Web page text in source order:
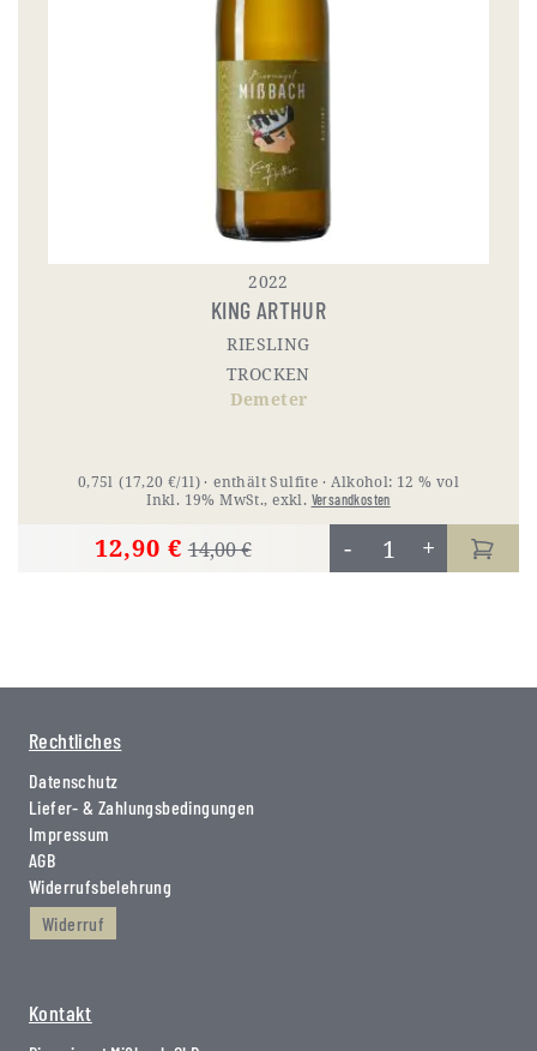
2022
KING ARTHUR
RIESLING
TROCKEN
Demeter
0,75l (17,20 €/1l) enthält Sulfite Alkohol: 12 % vol
12,90 € 14,00 €
Inkl. 19% MwSt.,exkl. Versandkosten
- +
Rechtliches
Datenschutz
Liefer- & Zahlungsbedingungen
Impressum
AGB
Widerrufsbelehrung
Widerruf
Kontakt